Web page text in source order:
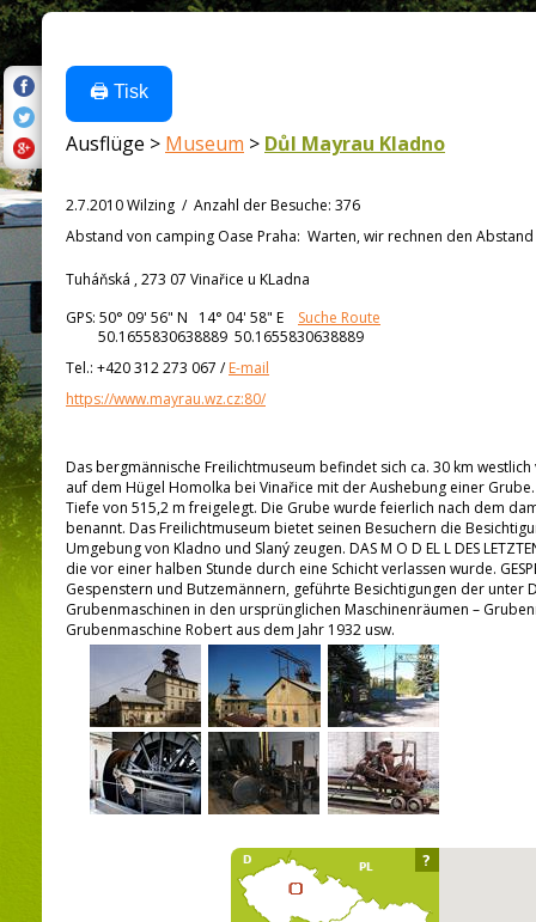
🖨️ Tisk
Ausflüge > Museum > Důl Mayrau Kladno
2.7.2010 Wilzing / Anzahl der Besuche: 376
Abstand von camping Oase Praha: Warten, wir rechnen den
Tuháňská , 273 07 Vinařice u KLadna
GPS: 50° 09' 56" N 14° 04' 58" E
Suche Route
50.1655830638889 50.1655830638889
Tel.: +420 312 273 067 /E-mail
https://www.mayrau.wz.cz:80/
Das bergmännische Freilichtmuseum befindet sich ca. 30 km
auf dem Hügel Homolka bei Vinařice mit der Aushebung einer
Tiefe von 515,2 m freigelegt. Die Grube wurde feierlich nach dem
benannt. Das Freilichtmuseum bietet seinen Besuchern die
Umgebung von Kladno und Slaný zeugen. DAS M O D EL L DES
die vor einer halben Stunde durch eine Schicht verlassen wurde.
Gespenstern und Butzemännern, geführte Besichtigungen der
Grubenmaschinen in den ursprünglichen Maschinenräumen –
Grubenmaschine Robert aus dem Jahr 1932 usw.
?